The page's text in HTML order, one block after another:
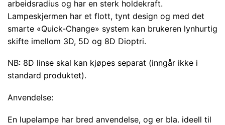
arbeidsradius og har en sterk holdekraft.
Lampeskjermen har et flott, tynt design og med det
smarte «Quick-Change» system kan brukeren lynhurtig
skifte imellom 3D, 5D og 8D Dioptri.
NB: 8D linse skal kan kjøpes separat (inngår ikke i
standard produktet).
Anvendelse:
En lupelampe har bred anvendelse, og er bla. ideell til